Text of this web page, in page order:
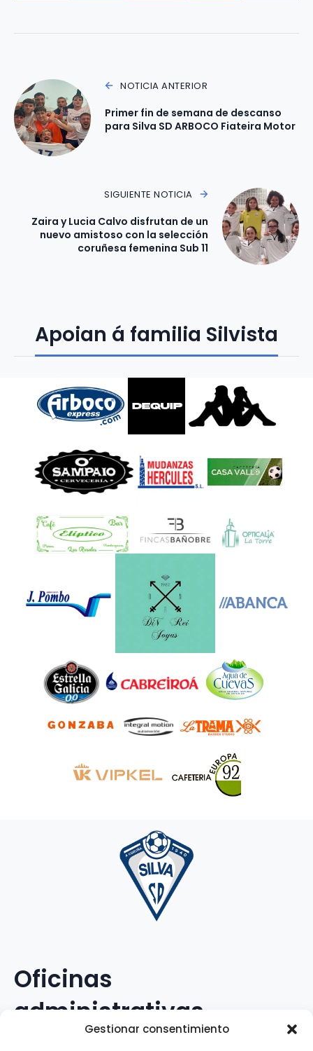
Gestionar consentimiento
NOTICIA ANTERIOR
Primer fin de semana de descanso
para Silva SD ARBOCO Fiateira Motor
SIGUIENTE NOTICIA
Zaira y Lucia Calvo disfrutan de un
nuevo amistoso con la selección
coruñesa femenina Sub 11
Apoian á familia Silvista
Oficinas
administrativas